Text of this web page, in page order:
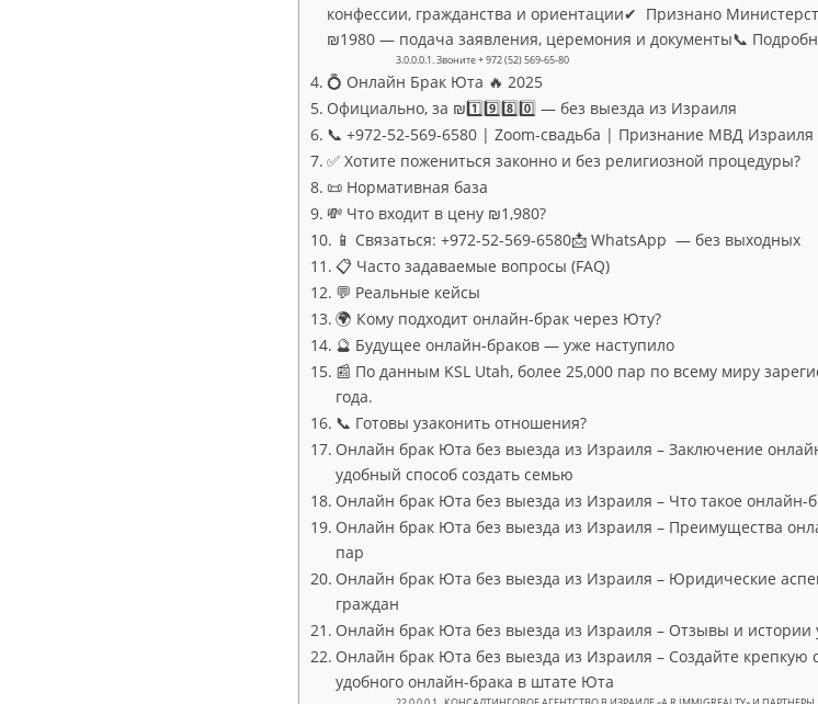
конфессии, гражданства и ориентации✔ Признано
₪1980 — подача заявления, церемония и документы📞
Звоните + 972 (52) 569-65-80
💍 Онлайн Брак Юта 🔥 2025
Официально, за ₪1️⃣9️⃣8️⃣0️⃣ — без выезда из Израиля
📞 +972-52-569-6580 | Zoom-свадьба | Признание МВД Израиля
✅ Хотите пожениться законно и без религиозной процедуры?
📜 Нормативная база
💸 Что входит в цену ₪1,980?
📱 Связаться: +972-52-569-6580📩 WhatsApp — без выходных
📋 Часто задаваемые вопросы (FAQ)
💬 Реальные кейсы
🌍 Кому подходит онлайн-брак через Юту?
🔮 Будущее онлайн-браков — уже наступило
📰 По данным KSL Utah, более 25,000 пар по всему миру
года.
📞 Готовы узаконить отношения?
Онлайн брак Юта без выезда из Израиля – Заключение
удобный способ создать семью
Онлайн брак Юта без выезда из Израиля – Что такое онлайн-
Онлайн брак Юта без выезда из Израиля – Преимущества
пар
Онлайн брак Юта без выезда из Израиля – Юридические
граждан
Онлайн брак Юта без выезда из Израиля – Отзывы и истории
Онлайн брак Юта без выезда из Израиля – Создайте
удобного онлайн-брака в штате Юта